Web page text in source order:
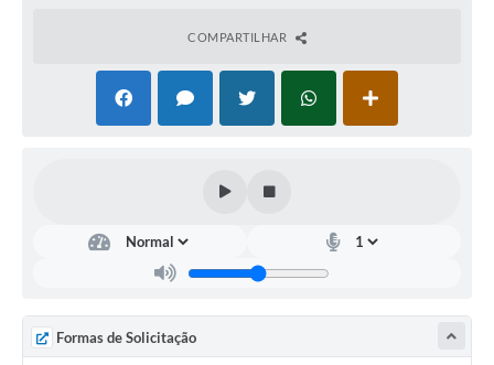
Plano Municipal de Saneamento Básico
COMPARTILHAR
Formas de Solicitação